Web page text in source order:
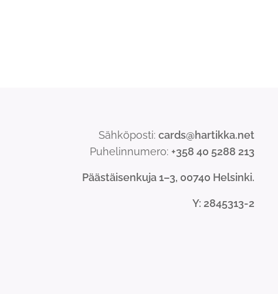
Sähköposti: cards@hartikka.net
Puhelinnumero: +358 40 5288 213
Päästäisenkuja 1–3, 00740 Helsinki.
Y: 2845313-2